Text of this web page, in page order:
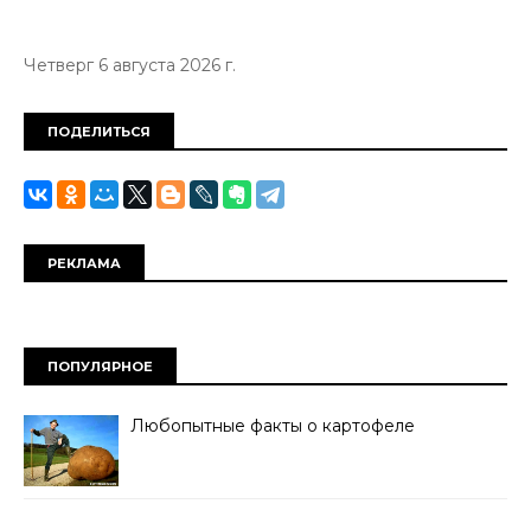
Четверг 6 августа 2026 г.
ПОДЕЛИТЬСЯ
РЕКЛАМА
ПОПУЛЯРНОЕ
Любопытные факты о картофеле